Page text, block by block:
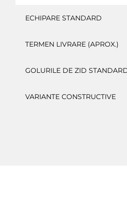
ECHIPARE STANDARD
TERMEN LIVRARE (APROX.)
GOLURILE DE ZID
VARIANTE CONSTRUCTIVE